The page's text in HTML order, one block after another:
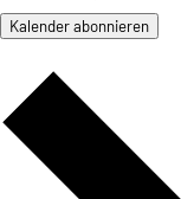
Kalender abonnieren